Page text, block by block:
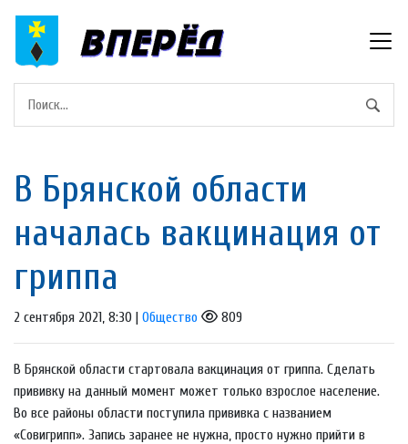
В Брянской области
началась вакцинация от
гриппа
2 сентября 2021, 8:30 | Общество 809
В Брянской области стартовала вакцинация от гриппа. Сделать
прививку на данный момент может только взрослое население.
Во все районы области поступила прививка с названием
«Совигрипп». Запись заранее не нужна, просто нужно прийти в